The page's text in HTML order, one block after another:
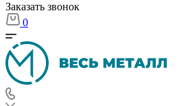
Заказать звонок
0